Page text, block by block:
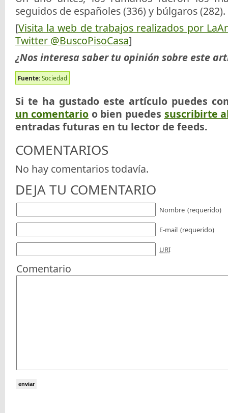
seguidos de españoles (336) y búlgaros (282).
[Visita la web de trabajos realizados por
Twitter @BuscoPisoCasa]
¿Nos interesa saber tu opinión sobre este
Fuente: Sociedad
Si te ha gustado este artículo puedes
un comentario o bien puedes suscribirte
entradas futuras en tu lector de feeds.
COMENTARIOS
No hay comentarios todavía.
DEJA TU COMENTARIO
Nombre (requerido)
E-mail (requerido)
URI
Comentario